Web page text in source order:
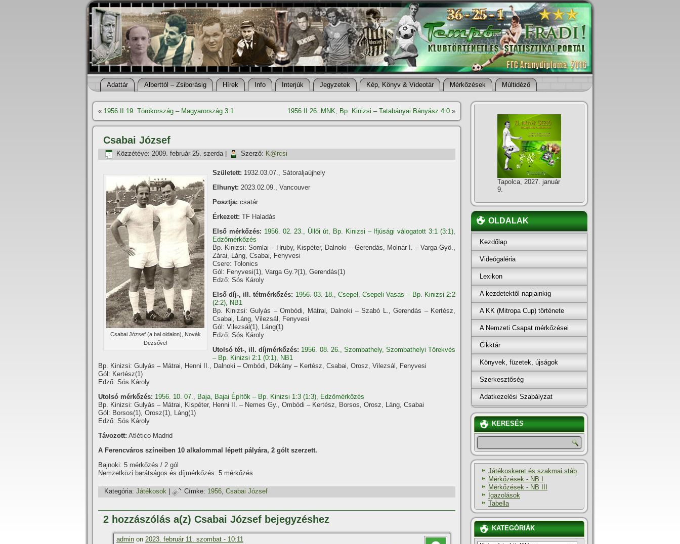
Adattár Alberttól – Zsiborásig Hí­rek Info Interjúk Jegyzetek Kép, Könyv & Videotár Mérkőzések Múltidéző
« 1956.II.19. Törökország – Magyarország 3:1 1956.II.26. MNK, Bp. Kinizsi – Tatabányai Bányász 4:0 »
Csabai József
Közzétéve: 2009. február 25. szerda| Szerző: K@rcsi
Csabai József (a bal oldalon), Novák
Dezsővel
Született: 1932.03.07., Sátoraljaújhely
Elhunyt: 2023.02.09., Vancouver
Posztja: csatár
Érkezett: TF Haladás
Első mérkőzés: 1956. 02. 23., Üllői út, Bp. Kinizsi – Ifjúsági válogatott 3:1 (3:1),
Edzőmérkőzés
Bp. Kinizsi: Somlai – Hruby, Kispéter, Dalnoki – Gerendás, Molnár I. – Varga Gyö.,
Zárai, Láng, Csabai, Fenyvesi
Csere: Tolonics
Gól: Fenyvesi(1), Varga Gy.?(1), Gerendás(1)
Edző: Sós Károly
Első díj-, ill. tétmérkőzés: 1956. 03. 18., Csepel, Csepeli Vasas – Bp. Kinizsi 2:2
(2:2), NB1
Bp. Kinizsi: Gulyás – Ombódi, Mátrai, Dalnoki – Szabó L., Gerendás – Kertész,
Csabai, Láng, Vilezsál, Fenyvesi
Gól: Vilezsál(1), Láng(1)
Edző: Sós Károly
Utolsó tét-, ill. díjmérkőzés: 1956. 08. 26., Szombathely, Szombathelyi Törekvés
– Bp. Kinizsi 2:1 (0:1), NB1
Bp. Kinizsi: Gulyás – Mátrai, Henni II., Dalnoki – Ombódi, Dékány – Kertész, Csabai, Orosz, Vilezsál, Fenyvesi
Gól: Kertész(1)
Edző: Sós Károly
Utolsó mérkőzés: 1956. 10. 07., Baja, Bajai Építők – Bp. Kinizsi 1:3 (1:3), Edzőmérkőzés
Bp. Kinizsi: Gulyás – Mátrai, Kispéter, Henni II. – Nemes Gy., Ombódi – Kertész, Borsos, Orosz, Láng, Csabai
Gól: Borsos(1), Orosz(1), Láng(1)
Edző: Sós Károly
Távozott: Atlético Madrid
A Ferencváros szí­neiben 10 alkalommal lépett pályára, 2 gólt szerzett.
Bajnoki: 5 mérkőzés / 2 gól
Nemzetközi barátságos és dí­jmérkőzés: 5 mérkőzés
Kategória: Játékosok Címke: 1956, Csabai József
2 hozzászólás a(z) Csabai József bejegyzéshez
admin on 2023. február 11. szombat - 10:11
Tapolca, 2027. január
9.
OLDALAK
Kezdőlap
Videógaléria
Lexikon
A kezdetektől napjainkig
A KK (Mitropa Cup) története
A Nemzeti Csapat mérkőzései
Cikktár
Könyvek, füzetek, újságok
Szerkesztőség
Adatkezelési Szabályzat
KERESÉS
Játékoskeret és szakmai stáb
Mérkőzések - NB I
Mérkőzések - NB III
Igazolások
Tabella
KATEGÓRIÁK